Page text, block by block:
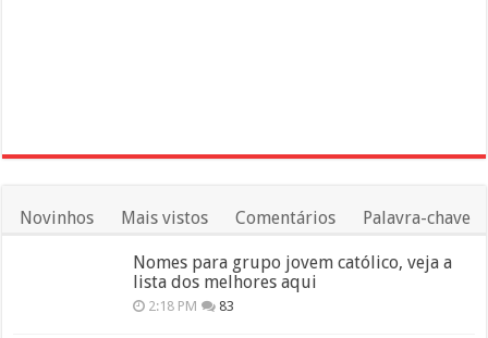
Novinhos Mais vistos Comentários Palavra-chave
Nomes para grupo jovem católico, veja a
lista dos melhores aqui
2:18 PM 83